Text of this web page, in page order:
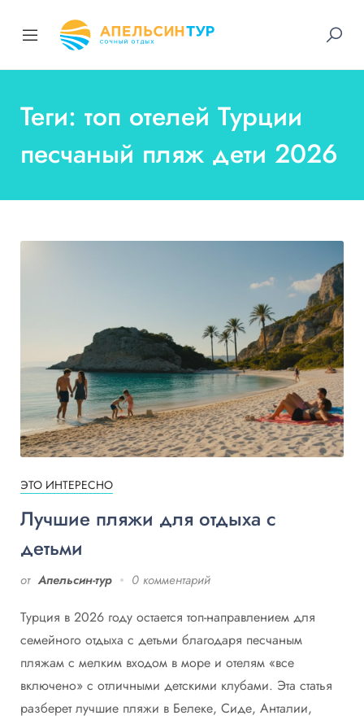
Теги: топ отелей Турции
песчаный пляж дети 2026
ЭТО ИНТЕРЕСНО
Лучшие пляжи для отдыха с
детьми
от Апельсин-тур 0 комментарий
Турция в 2026 году остается топ-направлением для
семейного отдыха с детьми благодаря песчаным
пляжам с мелким входом в море и отелям «все
включено» с отличными детскими клубами. Эта статья
разберет лучшие пляжи в Белеке, Сиде, Анталии,